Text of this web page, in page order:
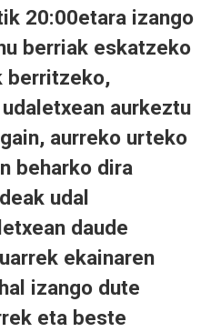
20:00etara izango
berriak eskatzeko
berritzeko,
aurkeztu
aurreko urteko
beharko dira
udal
daude
ekainaren
izango dute
eta beste